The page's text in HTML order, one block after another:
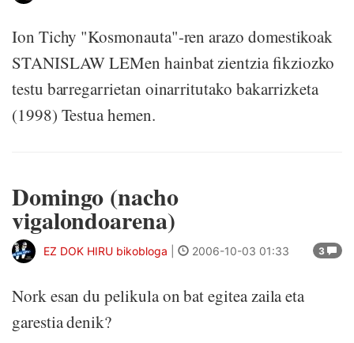
Ion Tichy "Kosmonauta"-ren arazo domestikoak
STANISLAW LEMen hainbat zientzia fikziozko
testu barregarrietan oinarritutako bakarrizketa
(1998) Testua hemen.
Domingo (nacho
vigalondoarena)
3
EZ DOK HIRU bikobloga 2006-10-03 01:33
Nork esan du pelikula on bat egitea zaila eta
garestia denik?